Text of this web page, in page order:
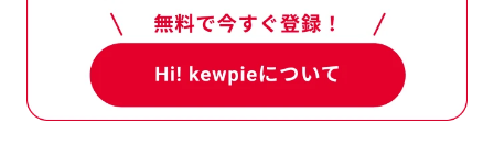
については、使用原料の製造工
）●あさりには、かにが共生して